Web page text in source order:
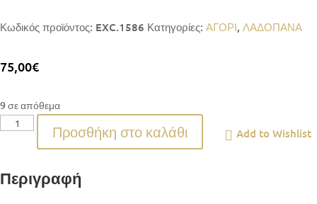
Κωδικός προϊόντος: EXC.1586 Κατηγορίες: ΑΓΟΡΙ, ΛΑΔΟΠΑΝΑ
75,00€
9 σε απόθεμα
1586
Pique
Προσθήκη στο καλάθι Add to Wishlist
Περιγραφή